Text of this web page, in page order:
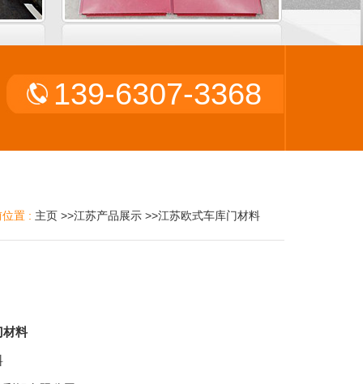
139-6307-3368
置 : 主页 >>江苏产品展示 >>江苏欧式车库门材料
材料